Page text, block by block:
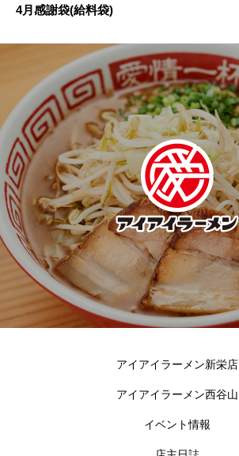
4月感謝袋(給料袋)
アイアイラーメン新栄店
アイアイラーメン西谷山
イベント情報